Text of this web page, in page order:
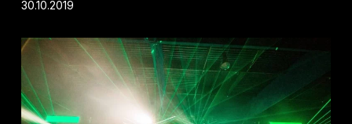
30.10.2019